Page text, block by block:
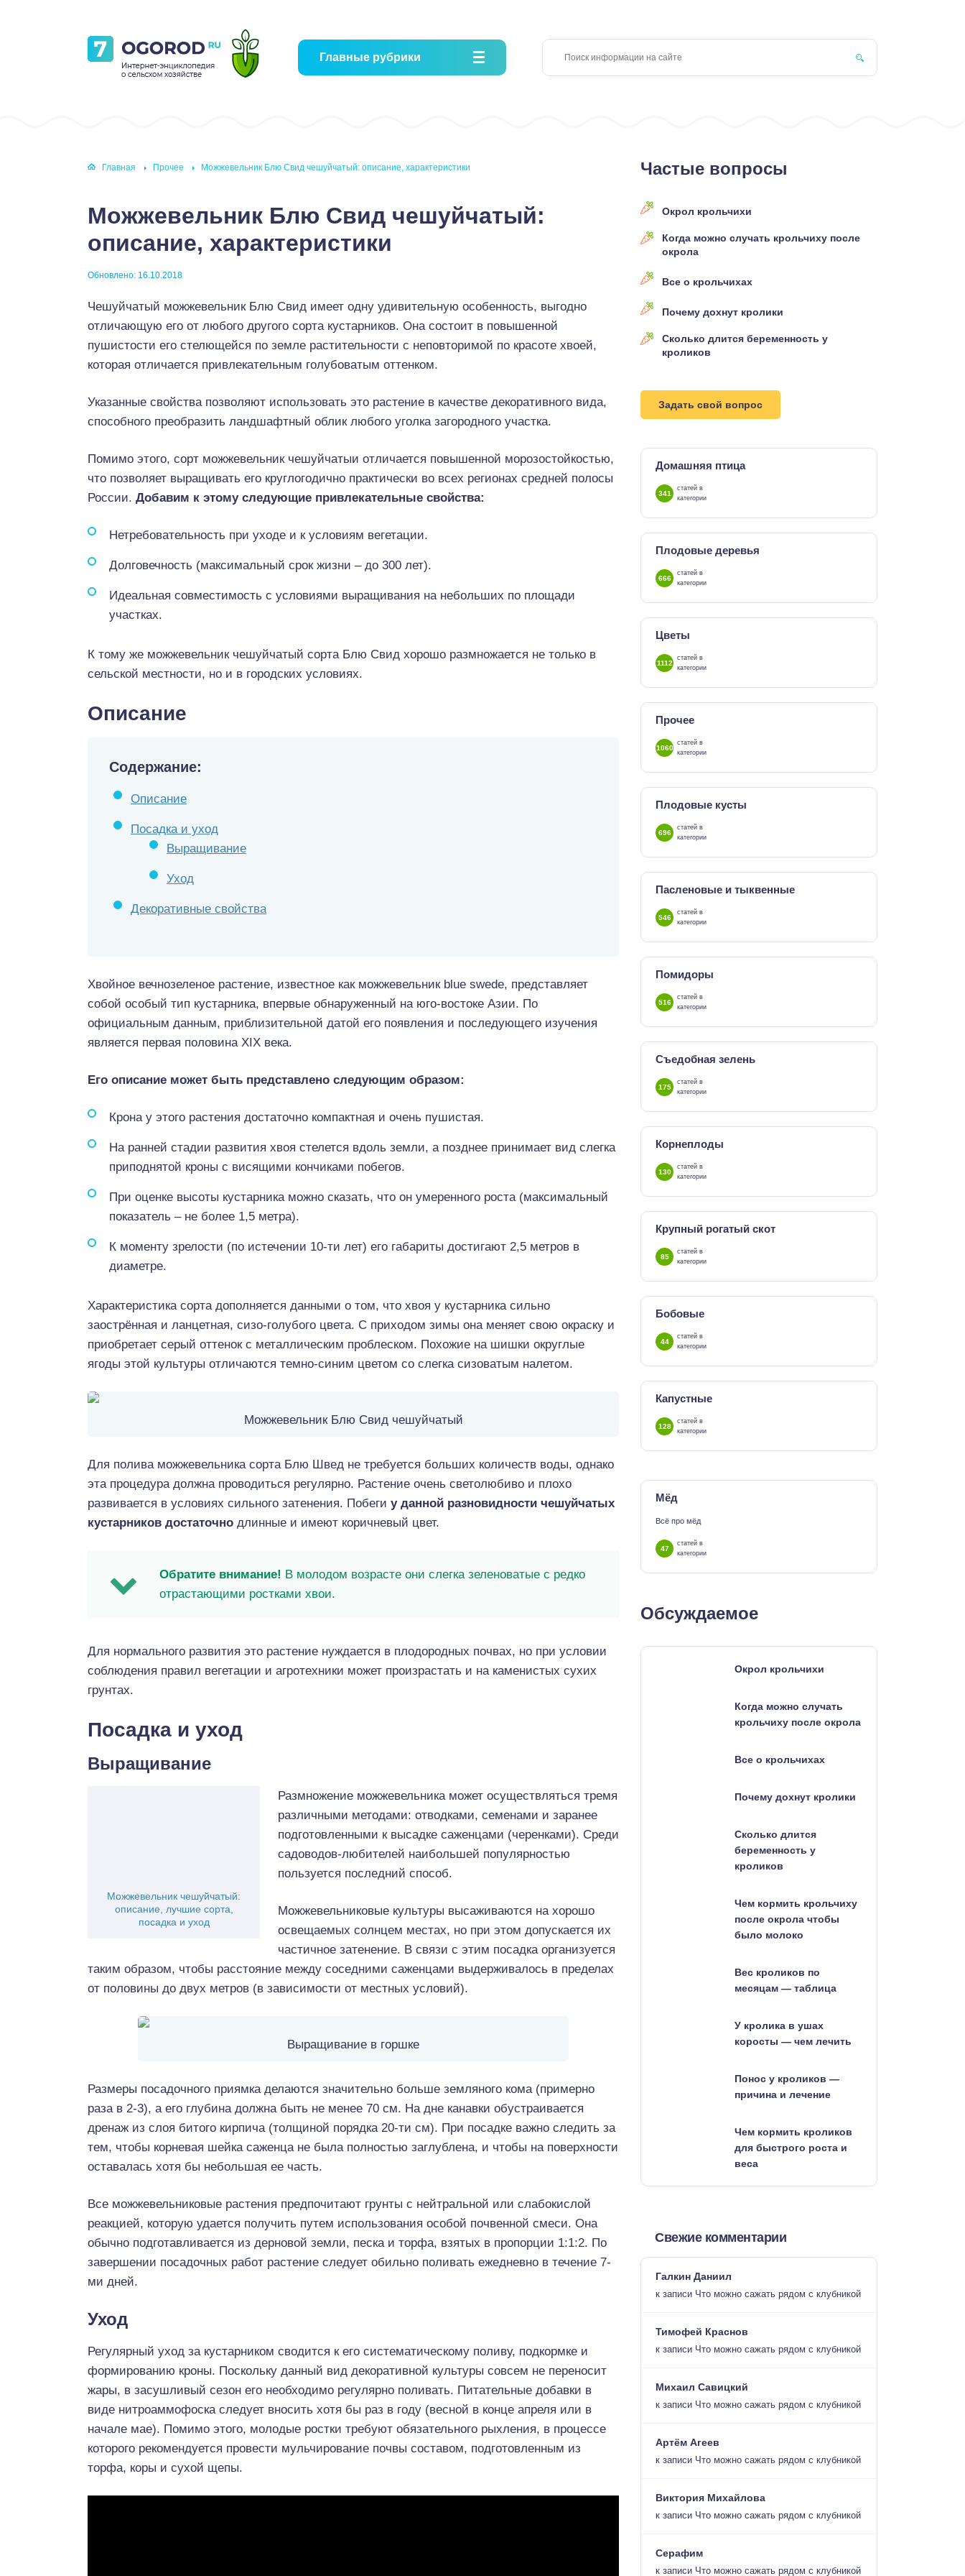
Главные рубрики
Главная Прочее Можжевельник Блю Свид чешуйчатый: описание, характеристики
Можжевельник Блю Свид чешуйчатый:
описание, характеристики
Обновлено: 16.10.2018
Чешуйчатый можжевельник Блю Свид имеет одну удивительную особенность, выгодно
отличающую его от любого другого сорта кустарников. Она состоит в повышенной
пушистости его стелющейся по земле растительности с неповторимой по красоте хвоей,
которая отличается привлекательным голубоватым оттенком.
Указанные свойства позволяют использовать это растение в качестве декоративного вида,
способного преобразить ландшафтный облик любого уголка загородного участка.
Помимо этого, сорт можжевельник чешуйчатыи отличается повышенной морозостойкостью,
что позволяет выращивать его круглогодично практически во всех регионах средней полосы
России. Добавим к этому следующие привлекательные свойства:
Нетребовательность при уходе и к условиям вегетации.
Долговечность (максимальный срок жизни – до 300 лет).
Идеальная совместимость с условиями выращивания на небольших по площади
участках.
К тому же можжевельник чешуйчатый сорта Блю Свид хорошо размножается не только в
сельской местности, но и в городских условиях.
Описание
Содержание:
Описание
Посадка и уход
Выращивание
Уход
Декоративные свойства
Хвойное вечнозеленое растение, известное как можжевельник blue swede, представляет
собой особый тип кустарника, впервые обнаруженный на юго-востоке Азии. По
официальным данным, приблизительной датой его появления и последующего изучения
является первая половина XIX века.
Его описание может быть представлено следующим образом:
Крона у этого растения достаточно компактная и очень пушистая.
На ранней стадии развития хвоя стелется вдоль земли, а позднее принимает вид слегка
приподнятой кроны с висящими кончиками побегов.
При оценке высоты кустарника можно сказать, что он умеренного роста (максимальный
показатель – не более 1,5 метра).
К моменту зрелости (по истечении 10-ти лет) его габариты достигают 2,5 метров в
диаметре.
Характеристика сорта дополняется данными о том, что хвоя у кустарника сильно
заострённая и ланцетная, сизо-голубого цвета. С приходом зимы она меняет свою окраску и
приобретает серый оттенок с металлическим проблеском. Похожие на шишки округлые
ягоды этой культуры отличаются темно-синим цветом со слегка сизоватым налетом.
Можжевельник Блю Свид чешуйчатый
Для полива можжевельника сорта Блю Швед не требуется больших количеств воды, однако
эта процедура должна проводиться регулярно. Растение очень светолюбиво и плохо
развивается в условиях сильного затенения. Побеги у данной разновидности чешуйчатых
кустарников достаточно длинные и имеют коричневый цвет.
Обратите внимание! В молодом возрасте они слегка зеленоватые с редко
отрастающими ростками хвои.
Для нормального развития это растение нуждается в плодородных почвах, но при условии
соблюдения правил вегетации и агротехники может произрастать и на каменистых сухих
грунтах.
Посадка и уход
Выращивание
Можжевельник чешуйчатый:
описание, лучшие сорта,
посадка и уход
Размножение можжевельника может осуществляться тремя
различными методами: отводками, семенами и заранее
подготовленными к высадке саженцами (черенками). Среди
садоводов-любителей наибольшей популярностью
пользуется последний способ.
Можжевельниковые культуры высаживаются на хорошо
освещаемых солнцем местах, но при этом допускается их
частичное затенение. В связи с этим посадка организуется
таким образом, чтобы расстояние между соседними саженцами выдерживалось в пределах
от половины до двух метров (в зависимости от местных условий).
Выращивание в горшке
Размеры посадочного приямка делаются значительно больше земляного кома (примерно
раза в 2-3), а его глубина должна быть не менее 70 см. На дне канавки обустраивается
дренаж из слоя битого кирпича (толщиной порядка 20-ти см). При посадке важно следить за
тем, чтобы корневая шейка саженца не была полностью заглублена, и чтобы на поверхности
оставалась хотя бы небольшая ее часть.
Все можжевельниковые растения предпочитают грунты с нейтральной или слабокислой
реакцией, которую удается получить путем использования особой почвенной смеси. Она
обычно подготавливается из дерновой земли, песка и торфа, взятых в пропорции 1:1:2. По
завершении посадочных работ растение следует обильно поливать ежедневно в течение 7-
ми дней.
Уход
Регулярный уход за кустарником сводится к его систематическому поливу, подкормке и
формированию кроны. Поскольку данный вид декоративной культуры совсем не переносит
жары, в засушливый сезон его необходимо регулярно поливать. Питательные добавки в
виде нитроаммофоска следует вносить хотя бы раз в году (весной в конце апреля или в
начале мае). Помимо этого, молодые ростки требуют обязательного рыхления, в процессе
которого рекомендуется провести мульчирование почвы составом, подготовленным из
торфа, коры и сухой щепы.
Частые вопросы
Окрол крольчихи
Когда можно случать крольчиху после
окрола
Все о крольчихах
Почему дохнут кролики
Сколько длится беременность у
кроликов
Задать свой вопрос
Домашняя птица
341
статей в
категории
Плодовые деревья
666
статей в
категории
Цветы
1112
статей в
категории
Прочее
1060
статей в
категории
Плодовые кусты
696
статей в
категории
Пасленовые и тыквенные
546
статей в
категории
Помидоры
516
статей в
категории
Съедобная зелень
175
статей в
категории
Корнеплоды
130
статей в
категории
Крупный рогатый скот
85
статей в
категории
Бобовые
44
статей в
категории
Капустные
128
статей в
категории
Мёд
Всё про мёд
47
статей в
категории
Обсуждаемое
Окрол крольчихи
Когда можно случать
крольчиху после окрола
Все о крольчихах
Почему дохнут кролики
Сколько длится
беременность у
кроликов
Чем кормить крольчиху
после окрола чтобы
было молоко
Вес кроликов по
месяцам — таблица
У кролика в ушах
коросты — чем лечить
Понос у кроликов —
причина и лечение
Чем кормить кроликов
для быстрого роста и
веса
Свежие комментарии
Галкин Даниил
к записи Что можно сажать рядом с клубникой
Тимофей Краснов
к записи Что можно сажать рядом с клубникой
Михаил Савицкий
к записи Что можно сажать рядом с клубникой
Артём Агеев
к записи Что можно сажать рядом с клубникой
Виктория Михайлова
к записи Что можно сажать рядом с клубникой
Серафим
к записи Что можно сажать рядом с клубникой